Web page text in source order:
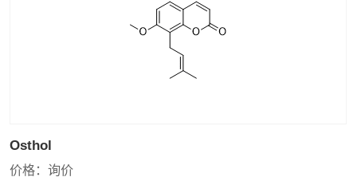
Osthol
价格：询价